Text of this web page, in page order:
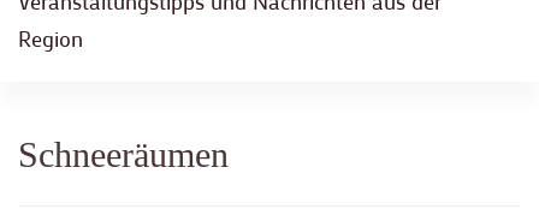
Region
Schneeräumen